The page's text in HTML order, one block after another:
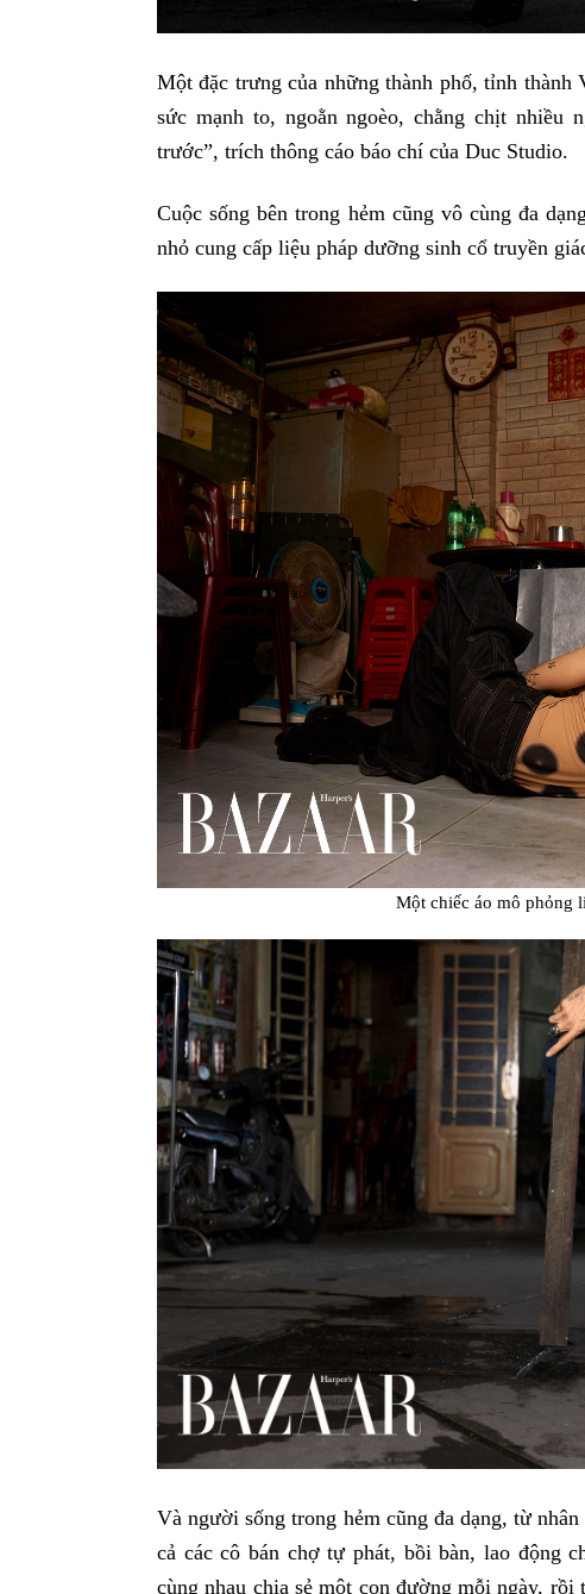
Một đặc trưng của những thành phố, tỉnh thành
sức mạnh to, ngoằn ngoèo, chằng chịt nhiều
trước”, trích thông cáo báo chí của Duc Studio.
Cuộc sống bên trong hẻm cũng vô cùng đa
nhỏ cung cấp liệu pháp dưỡng sinh cổ truyền
Một chiếc áo mô phỏng
Và người sống trong hẻm cũng đa dạng, từ
cả các cô bán chợ tự phát, bồi bàn, lao động
cùng nhau chia sẻ một con đường mỗi ngày, rồi